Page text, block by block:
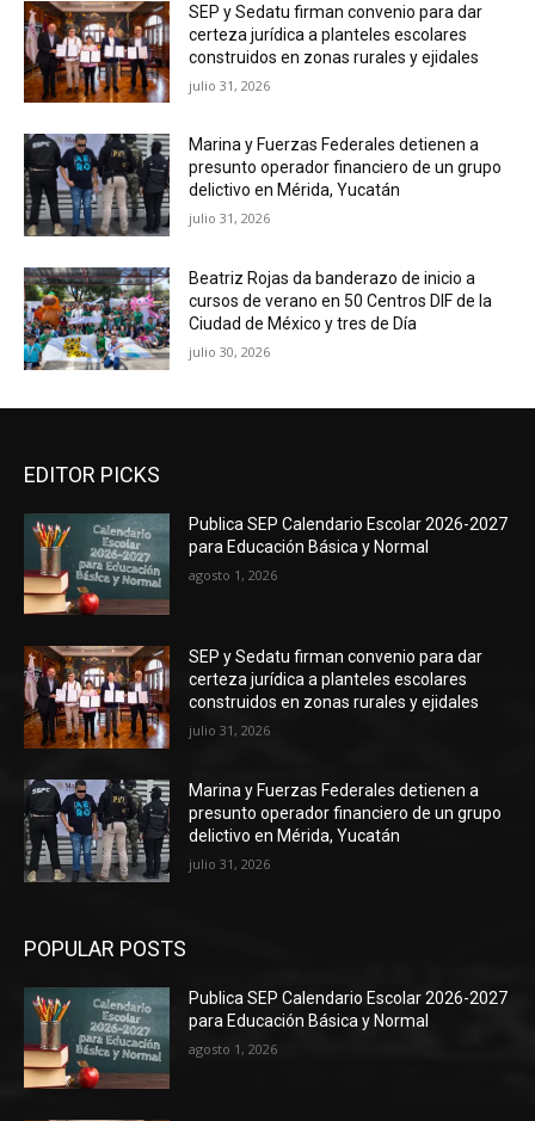
SEP y Sedatu firman convenio para dar
certeza jurídica a planteles escolares
construidos en zonas rurales y ejidales
julio 31, 2026
Marina y Fuerzas Federales detienen a
presunto operador financiero de un grupo
delictivo en Mérida, Yucatán
julio 31, 2026
Beatriz Rojas da banderazo de inicio a
cursos de verano en 50 Centros DIF de la
Ciudad de México y tres de Día
julio 30, 2026
EDITOR PICKS
Publica SEP Calendario Escolar 2026-2027
para Educación Básica y Normal
agosto 1, 2026
SEP y Sedatu firman convenio para dar
certeza jurídica a planteles escolares
construidos en zonas rurales y ejidales
julio 31, 2026
Marina y Fuerzas Federales detienen a
presunto operador financiero de un grupo
delictivo en Mérida, Yucatán
julio 31, 2026
POPULAR POSTS
Publica SEP Calendario Escolar 2026-2027
para Educación Básica y Normal
agosto 1, 2026